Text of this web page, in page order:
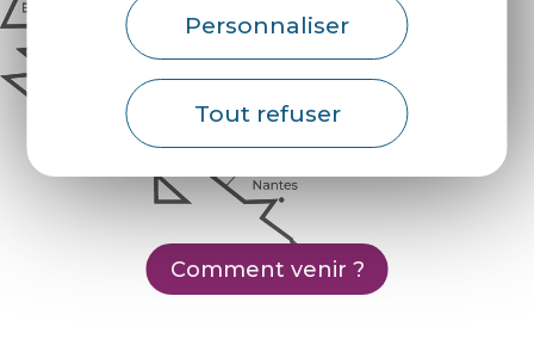
Personnaliser
Tout refuser
Comment venir ?